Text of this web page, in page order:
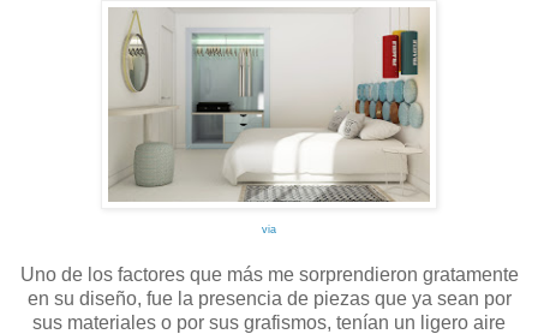
via
Uno de los factores que más me sorprendieron gratamente
en su diseño, fue la presencia de piezas que ya sean por
sus materiales o por sus grafismos, tenían un ligero aire